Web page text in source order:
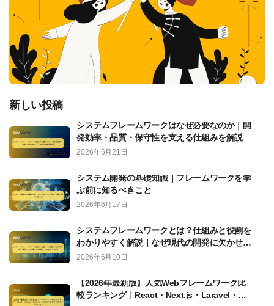
新しい投稿
システムフレームワークはなぜ必要なのか｜開
発効率・品質・保守性を支える仕組みを解説
2026年6月21日
システム開発の基礎知識｜フレームワークを学
ぶ前に知るべきこと
2026年6月17日
システムフレームワークとは？仕組みと役割を
わかりやすく解説｜なぜ現代の開発に欠かせな
いのか
2026年6月10日
【2026年最新版】人気Webフレームワーク比
較ランキング｜React・Next.js・Laravel・